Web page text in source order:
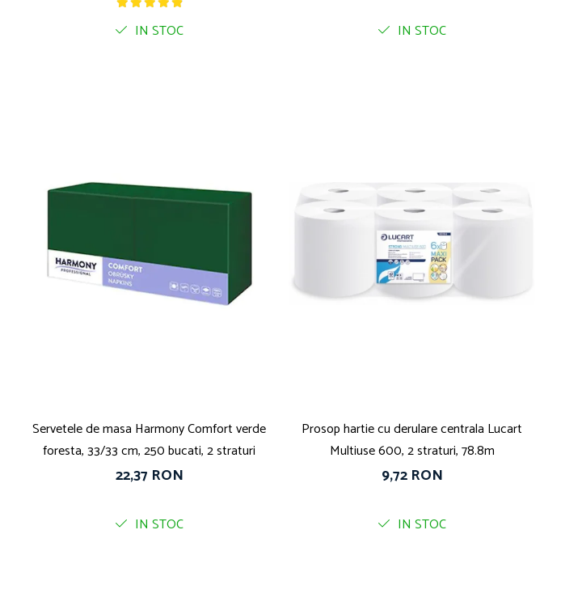
IN STOC IN STOC
Servetele de masa Harmony Comfort verde
foresta, 33/33 cm, 250 bucati, 2 straturi
22,37 RON
IN STOC
Prosop hartie cu derulare centrala Lucart
Multiuse 600, 2 straturi, 78.8m
9,72 RON
IN STOC